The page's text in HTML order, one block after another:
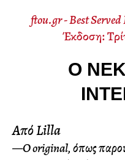
ftou.gr - Best
Έκδοση:
Ο
Από Lilla
—Ο original, όπως